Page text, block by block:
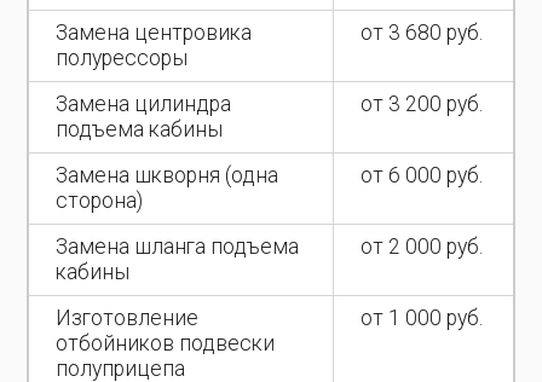
Замена центровика
полурессоры
от 3 680 руб.
Замена цилиндра
подъема кабины
от 3 200 руб.
Замена шкворня (одна
сторона)
от 6 000 руб.
Замена шланга подъема
кабины
от 2 000 руб.
Изготовление
отбойников подвески
полуприцепа
от 1 000 руб.